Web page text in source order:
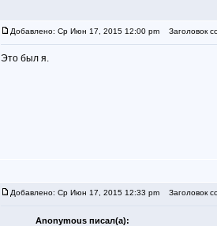
Добавлено: Ср Июн 17, 2015 12:00 pm Заголовок
Это был я.
Добавлено: Ср Июн 17, 2015 12:33 pm Заголовок
Anonymous писал(а):